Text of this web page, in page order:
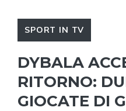
SPORT IN TV
DYBALA
RITORNO:
GIOCATE DI